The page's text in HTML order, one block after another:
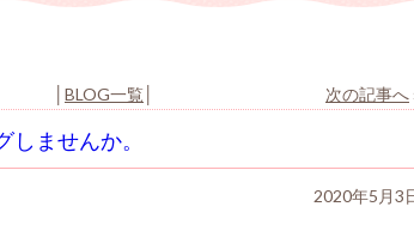
BLOG一覧 次の記事へ
しませんか。
2020年5月3